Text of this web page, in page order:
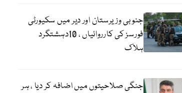
جنوبی وزیرستان اور دیر میں سکیورٹی
فورسز کی کارروائیاں ، 10دہشتگرد
ہلاک
جنگی صلاحیتوں میں اضافہ کر دیا ، ہر